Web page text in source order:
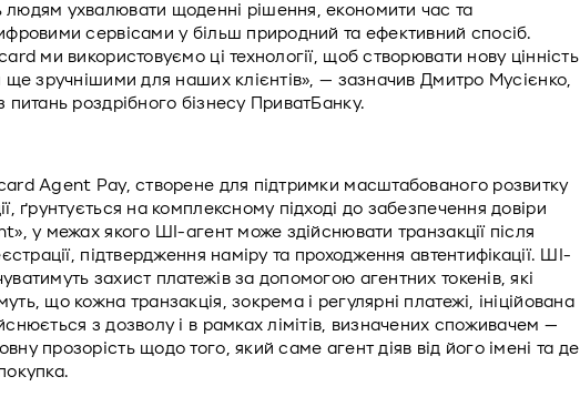
людям ухвалювати щоденні рішення, економити час та
сервісами у більш природний та ефективний спосіб.
ми використовуємо ці технології, щоб створювати нову цінність
ще зручнішими для наших клієнтів», — зазначив Дмитро Мусієнко,
питань роздрібного бізнесу ПриватБанку.
Agent Pay, створене для підтримки масштабованого розвитку
ґрунтується на комплексному підході до забезпечення довіри
у межах якого ШІ-агент може здійснювати транзакції після
підтвердження наміру та проходження автентифікації. ШІ-
захист платежів за допомогою агентних токенів, які
що кожна транзакція, зокрема і регулярні платежі, ініційована
з дозволу і в рамках лімітів, визначених споживачем —
прозорість щодо того, який саме агент діяв від його імені та де